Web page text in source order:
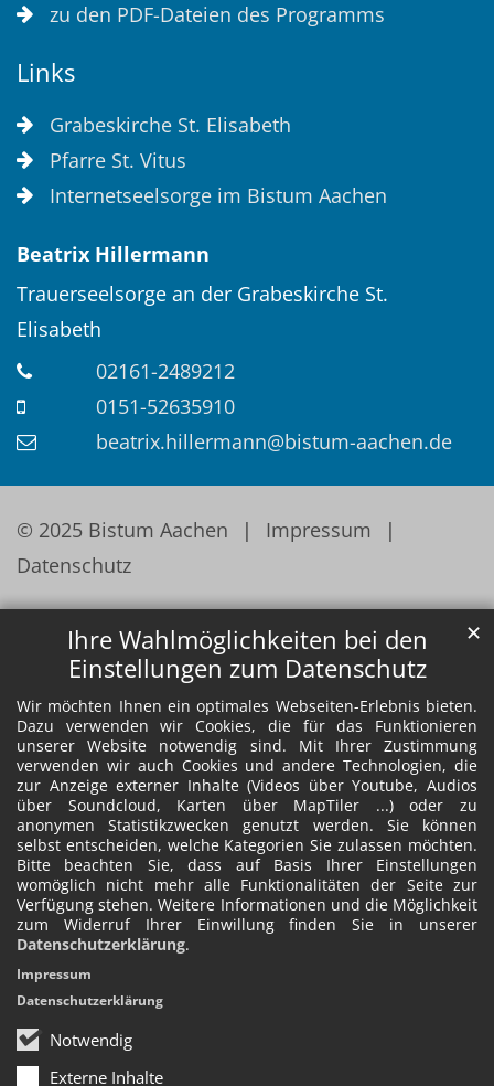
Ihre Wahlmöglichkeiten bei den
Einstellungen zum Datenschutz
Wir möchten Ihnen ein optimales Webseiten-Erlebnis bieten.
Dazu verwenden wir Cookies, die für das Funktionieren
unserer Website notwendig sind. Mit Ihrer Zustimmung
verwenden wir auch Cookies und andere Technologien, die
zur Anzeige externer Inhalte (Videos über Youtube, Audios
über Soundcloud, Karten über MapTiler ...) oder zu
anonymen Statistikzwecken genutzt werden. Sie können
selbst entscheiden, welche Kategorien Sie zulassen möchten.
Bitte beachten Sie, dass auf Basis Ihrer Einstellungen
womöglich nicht mehr alle Funktionalitäten der Seite zur
Verfügung stehen. Weitere Informationen und die Möglichkeit
zum Widerruf Ihrer Einwillung finden Sie in unserer
Datenschutzerklärung.
Notwendig
Externe Inhalte
✕
Impressum
Datenschutzerklärung
zu den PDF-Dateien des Programms
Links
Grabeskirche St. Elisabeth
Pfarre St. Vitus
Internetseelsorge im Bistum Aachen
Beatrix Hillermann
Trauerseelsorge an der Grabeskirche St.
Elisabeth
02161-2489212
0151-52635910
beatrix.hillermann@bistum-aachen.de
© 2025 Bistum Aachen
Impressum
Datenschutz